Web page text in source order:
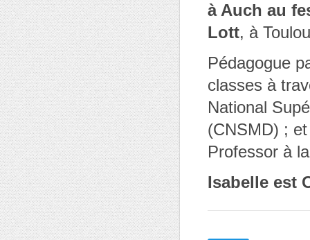
à Auch au
Lott, à
Pédagogue
classes à
National
(CNSMD) ;
Professor à
Isabelle est